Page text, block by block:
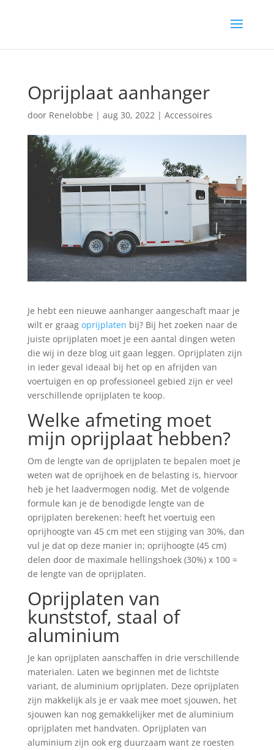
Oprijplaat aanhanger
door Renelobbe | aug 30, 2022| Accessoires
Je hebt een nieuwe aanhanger aangeschaft maar je
wilt er graag oprijplaten bij? Bij het zoeken naar de
juiste oprijplaten moet je een aantal dingen weten
die wij in deze blog uit gaan leggen. Oprijplaten zijn
in ieder geval ideaal bij het op en afrijden van
voertuigen en op professioneel gebied zijn er veel
verschillende oprijplaten te koop.
Welke afmeting moet
mijn oprijplaat hebben?
Om de lengte van de oprijplaten te bepalen moet je
weten wat de oprijhoek en de belasting is, hiervoor
heb je het laadvermogen nodig. Met de volgende
formule kan je de benodigde lengte van de
oprijplaten berekenen: heeft het voertuig een
oprijhoogte van 45 cm met een stijging van 30%, dan
vul je dat op deze manier in; oprijhoogte (45 cm)
delen door de maximale hellingshoek (30%) x 100 =
de lengte van de oprijplaten.
Oprijplaten van
kunststof, staal of
aluminium
Je kan oprijplaten aanschaffen in drie verschillende
materialen. Laten we beginnen met de lichtste
variant, de aluminium oprijplaten. Deze oprijplaten
zijn makkelijk als je er vaak mee moet sjouwen, het
sjouwen kan nog gemakkelijker met de aluminium
oprijplaten met handvaten. Oprijplaten van
aluminium zijn ook erg duurzaam want ze roesten